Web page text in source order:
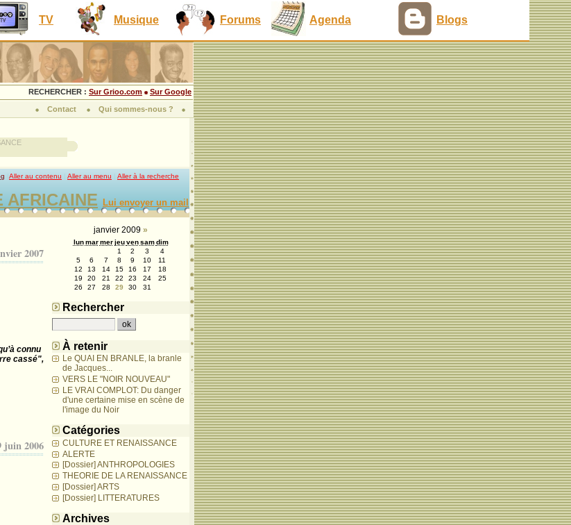
TV Musique Forums Agenda Blogs
RECHERCHER : Sur Grioo.com Sur Google
Contact Qui sommes-nous ?
AFRICAINE Lui envoyer un mail
Aller au contenu Aller au menu Aller à la recherche
2007
connu
cassé",
juin 2006
janvier 2009 »
lun mar mer jeu ven sam dim
1
2 3
4
5
6 7 8 9 10
11
12
13 14 15 16 17
18
19
20 21 22 23 24
25
26
27 28 29 30 31
Rechercher
À retenir
Le QUAI EN BRANLE, la branle
de Jacques...
VERS LE "NOIR NOUVEAU"
LE VRAI COMPLOT: Du danger
d'une certaine mise en scène de
l'image du Noir
Catégories
CULTURE ET RENAISSANCE
ALERTE
[Dossier] ANTHROPOLOGIES
THEORIE DE LA RENAISSANCE
[Dossier] ARTS
[Dossier] LITTERATURES
Archives